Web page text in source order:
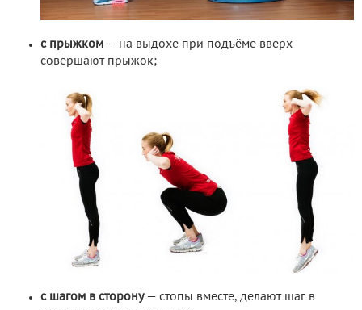
с прыжком — на выдохе при подъёме вверх
совершают прыжок;
с шагом в сторону— стопы вместе, делают шаг в